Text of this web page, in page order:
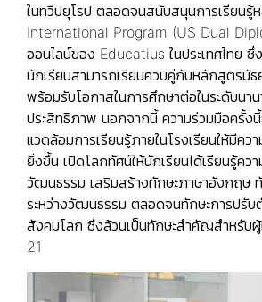
ในทวีปยุโรป ตลอดจนสนับสนุนการเรียนรู้
International Program (US Dual
ออนไลน์ของ Educatius ในประเทศไทย ซึ่
นักเรียนสามารถเรียนควบคู่กับหลักสูตรมัธ
พร้อมรับโอกาสในการศึกษาต่อในระดับนา
ประสิทธิภาพ นอกจากนี้ ความร่วมมือครั้
แวดล้อมการเรียนรู้ภายในโรงเรียนให้มีคว
ยิ่งขึ้น เปิดโลกทัศน์ให้นักเรียนได้เรียนรู้คว
วัฒนธรรม เสริมสร้างทักษะภาษาอังกฤษ
ระหว่างวัฒนธรรม ตลอดจนทักษะการปรับตั
สังคมโลก ซึ่งล้วนเป็นทักษะสำคัญสำหรับผู้
21